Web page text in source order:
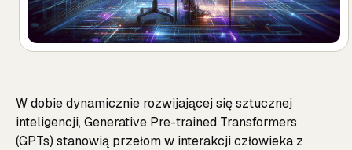
W dobie dynamicznie rozwijającej się sztucznej
inteligencji, Generative Pre-trained Transformers
(GPTs) stanowią przełom w interakcji człowieka z